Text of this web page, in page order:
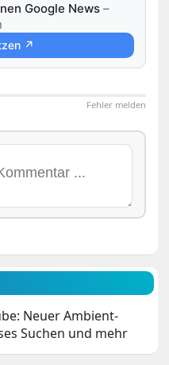
Google News –
↗
Fehler melden
Neuer Ambient-
Suchen und mehr